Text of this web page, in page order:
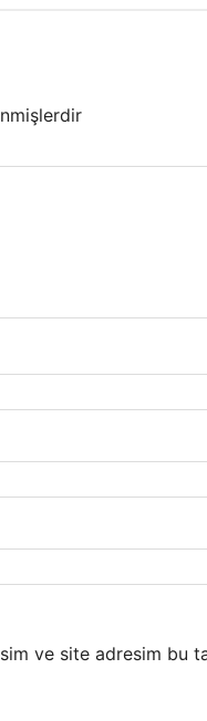
ve site adresim bu